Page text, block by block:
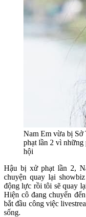
Nam Em vừa bị Sở
phạt lần 2 vì những
hội
Hậu bị xử phạt lần 2,
chuyện quay lại
động lực rồi tôi sẽ quay
Hiện cô đang chuyển
bắt đầu công việc
sống.